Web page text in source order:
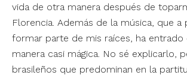
vida de otra manera después de
Florencia. Además de la música, que a
formar parte de mis raíces, ha entrado
manera casi mágica. No sé explicarlo,
brasileños que predominan en la